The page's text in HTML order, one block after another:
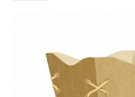
quantidade